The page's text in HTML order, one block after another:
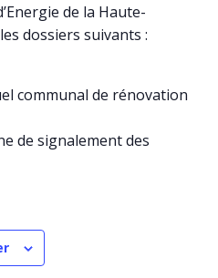
de la Haute-
dossiers suivants :
communal de rénovation
de signalement des